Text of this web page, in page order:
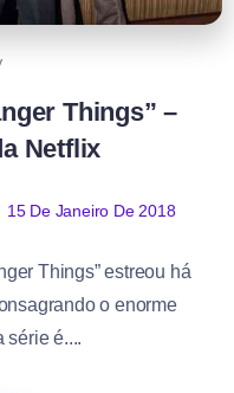
Things” –
Netflix
15 De Janeiro De 2018
Things” estreou há
o enorme
série é....